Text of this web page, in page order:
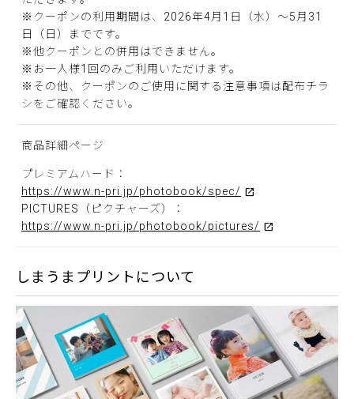
※クーポンの利用期間は、2026年4月1日（水）〜5月31
日（日）までです。
※他クーポンとの併用はできません。
※お一人様1回のみご利用いただけます。
※その他、クーポンのご使用に関する注意事項は配布チラ
シをご確認ください。
商品詳細ページ
プレミアムハード：
https://www.n-pri.jp/photobook/spec/
PICTURES（ピクチャーズ）：
https://www.n-pri.jp/photobook/pictures/
しまうまプリントについて